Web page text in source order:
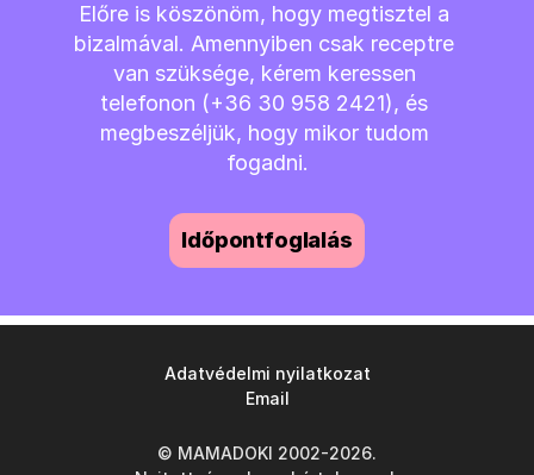
Előre is köszönöm, hogy megtisztel a
bizalmával. Amennyiben csak receptre
van szüksége, kérem keressen
telefonon (+36 30 958 2421), és
megbeszéljük, hogy mikor tudom
fogadni.
Időpontfoglalás
© MAMADOKI 2002-2026.
Adatvédelmi nyilatkozat
Email